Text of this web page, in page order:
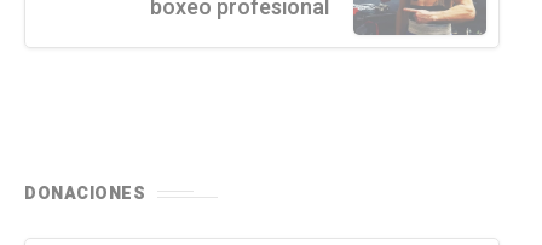
boxeo profesional
DONACIONES